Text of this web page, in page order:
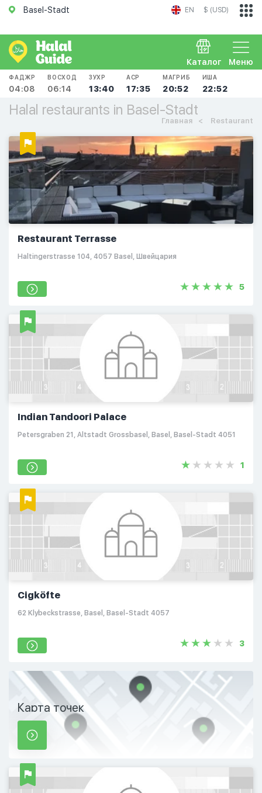
Basel-Stadt EN $ (USD)
Меню
Каталог
ФАДЖР
04:08
ВОСХОД
06:14
ЗУХР
13:40
АСР
17:35
МАГРИБ
20:52
ИША
22:52
Halal restaurants in Basel-Stadt
Главная Restaurant
Restaurant Terrasse
Haltingerstrasse 104, 4057 Basel, Швейцария
5
Indian Tandoori Palace
Petersgraben 21, Altstadt Grossbasel, Basel, Basel-Stadt 4051
1
Cigköfte
62 Klybeckstrasse, Basel, Basel-Stadt 4057
3
Карта точек